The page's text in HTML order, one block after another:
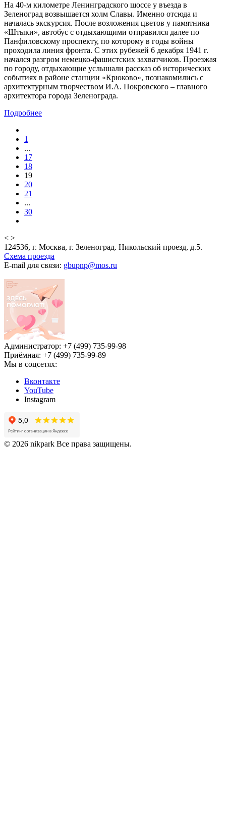
На 40-м километре Ленинградского шоссе у въезда в
Зеленоград возвышается холм Славы. Именно отсюда и
началась экскурсия. После возложения цветов у памятника
«Штыки», автобус с отдыхающими отправился далее по
Панфиловскому проспекту, по которому в годы войны
проходила линия фронта. С этих рубежей 6 декабря 1941 г.
начался разгром немецко-фашистских захватчиков. Проезжая
по городу, отдыхающие услышали рассказ об исторических
событиях в районе станции «Крюково», познакомились с
архитектурным творчеством И.А. Покровского – главного
архитектора города Зеленограда.
Подробнее
1
...
17
18
19
20
21
...
30
< >
124536, г. Москва, г. Зеленоград. Никольский проезд, д.5.
Схема проезда
E-mail для связи: gbupnp@mos.ru
Администратор: +7 (499) 735-99-98
Приёмная: +7 (499) 735-99-89
Мы в соцсетях:
Вконтакте
YouTube
Instagram
© 2026 nikpark Все права защищены.